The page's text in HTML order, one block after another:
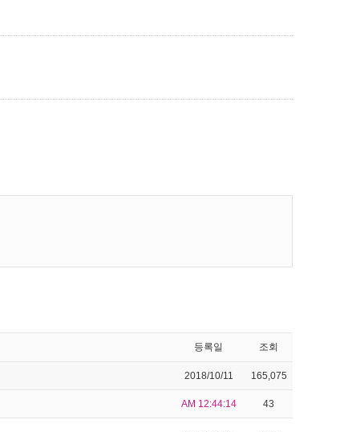
등록일 조회
2018/10/11 165,075
AM 12:44:14 43